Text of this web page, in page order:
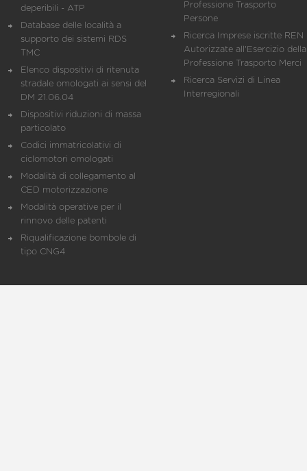
deperibili - ATP
Database delle località a
supporto dei sistemi RDS
TMC
Elenco dispositivi di ritenuta
stradale omologati ai sensi del
DM 21.06.04
Dispositivi riduzioni di massa
particolato
Codici immatricolativi di
ciclomotori omologati
Modalità di collegamento al
CED motorizzazione
Modalità operative per il
rinnovo delle patenti
Riqualificazione bombole di
tipo CNG4
Professione Trasporto
Persone
Ricerca Imprese iscritte REN
Autorizzate all'Esercizio della
Professione Trasporto Merci
Ricerca Servizi di Linea
Interregionali